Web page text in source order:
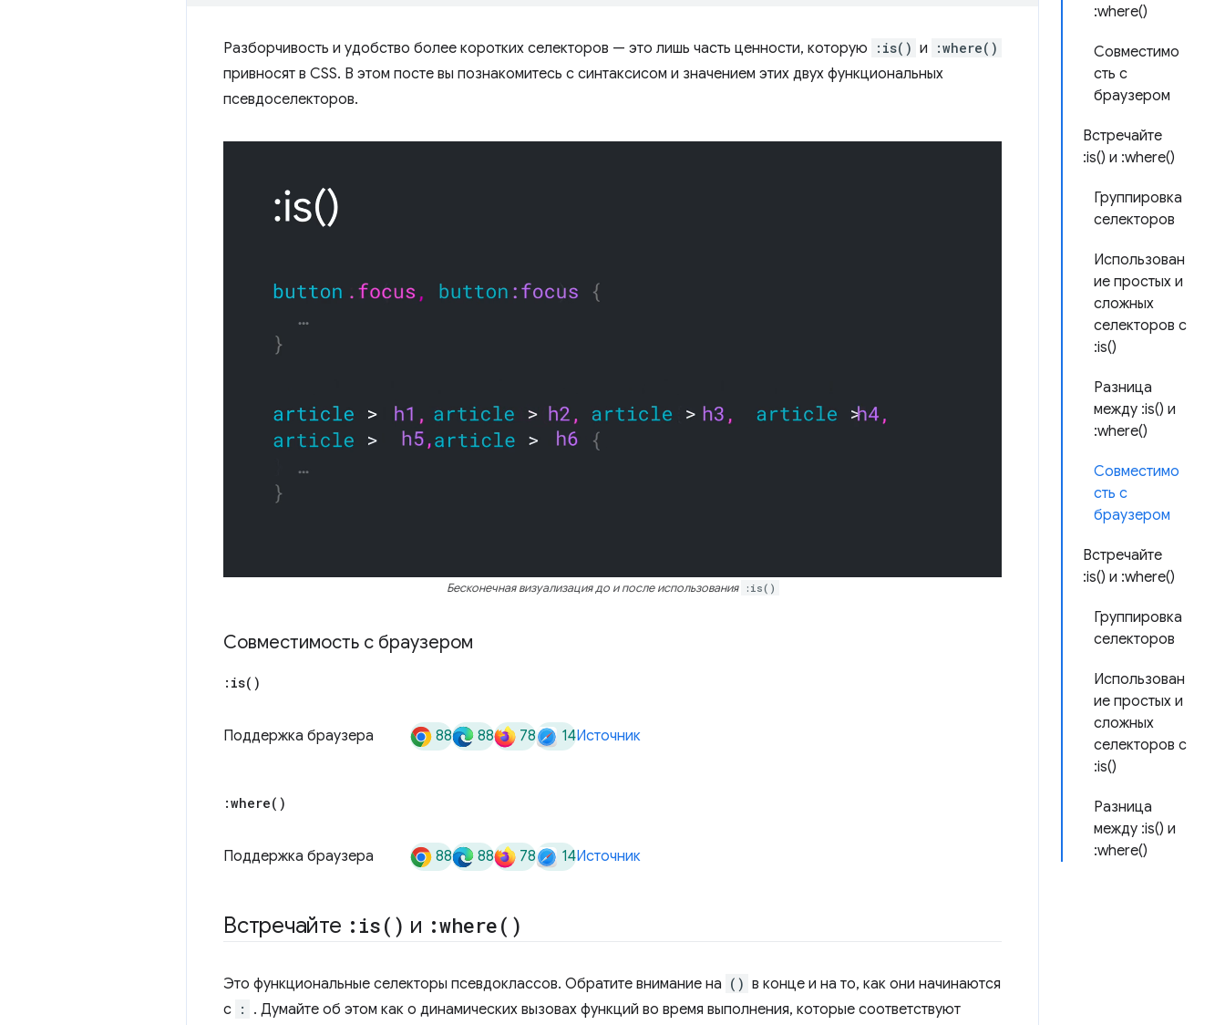
:where()
Совместимо
сть с
браузером
Встречайте
:is() и :where()
Группировка
селекторов
Использован
ие простых и
сложных
селекторов с
:is()
Разница
между :is() и
:where()
Совместимо
сть с
браузером
Встречайте
:is() и :where()
Группировка
селекторов
Использован
ие простых и
сложных
селекторов с
:is()
Разница
между :is() и
:where()
Разборчивость и удобство более коротких селекторов — это лишь часть ценности, которую :is() и :where()
привносят в CSS. В этом посте вы познакомитесь с синтаксисом и значением этих двух функциональных
псевдоселекторов.
Бесконечная визуализация до и после использования :is()
Совместимость с браузером
: is( )
Поддержка браузера 88 88 78 14Источник
:where( )
Поддержка браузера 88 88 78 14Источник
Встречайте : is( ) и :where( )
Это функциональные селекторы псевдоклассов. Обратите внимание на () в конце и на то, как они начинаются
с :
. Думайте об этом как о динамических вызовах функций во время выполнения, которые соответствуют